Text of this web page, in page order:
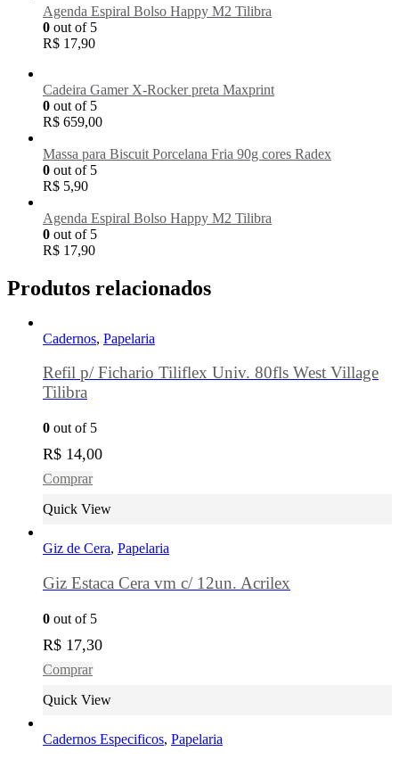
Agenda Espiral Bolso Happy M2 Tilibra
0 out of 5
R$ 17,90
Cadeira Gamer X-Rocker preta Maxprint
0 out of 5
R$ 659,00
Massa para Biscuit Porcelana Fria 90g cores Radex
0 out of 5
R$ 5,90
Agenda Espiral Bolso Happy M2 Tilibra
0 out of 5
R$ 17,90
Produtos relacionados
Cadernos, Papelaria
Refil p/ Fichario Tiliflex Univ. 80fls West Village
Tilibra
0 out of 5
R$ 14,00
Comprar
Quick View
Giz de Cera, Papelaria
Giz Estaca Cera vm c/ 12un. Acrilex
0 out of 5
R$ 17,30
Comprar
Quick View
Cadernos Especificos, Papelaria